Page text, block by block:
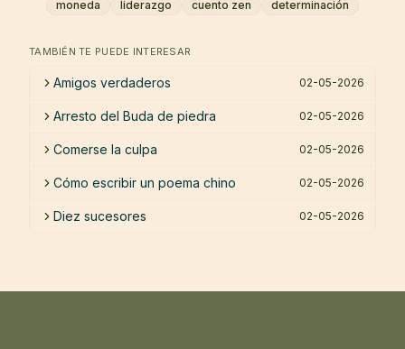
moneda
liderazgo cuento zen determinación
TAMBIÉN TE PUEDE INTERESAR
Amigos verdaderos 02-05-2026
Arresto del Buda de piedra 02-05-2026
Comerse la culpa 02-05-2026
Cómo escribir un poema chino 02-05-2026
Diez sucesores 02-05-2026